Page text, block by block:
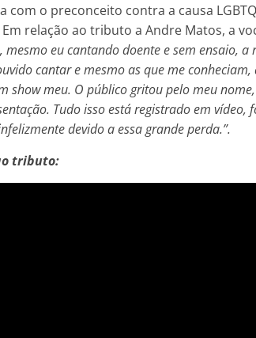
com o preconceito contra a causa
relação ao tributo a Andre Matos, a
mesmo eu cantando doente e sem ensaio,
cantar e mesmo as que me
show meu. O público gritou pelo meu
Tudo isso está registrado em
devido a essa grande perda.”.
tributo: